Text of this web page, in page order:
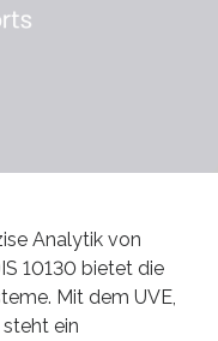
Analytik von
10130 bietet die
Mit dem UVE,
ein